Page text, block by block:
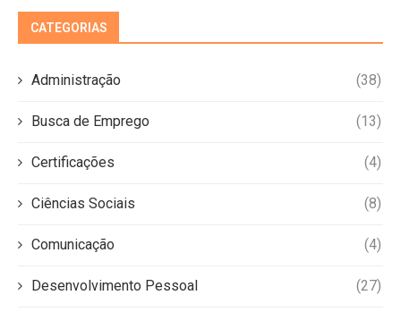
CATEGORIAS
Administração (38)
Busca de Emprego (13)
Certificações (4)
Ciências Sociais (8)
Comunicação (4)
Desenvolvimento Pessoal (27)